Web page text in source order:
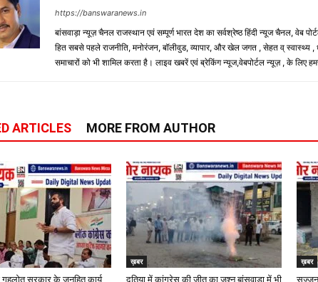
https://banswaranews.in
बांसवाड़ा न्यूज़ चैनल राजस्थान एवं सम्पूर्ण भारत देश का सर्वश्रेष्ठ हिंदी न्‍यूज चैनल, वेब
हित सबसे पहले राजनीति, मनोरंजन, बॉलीवुड, व्यापार, और खेल जगत , सेहत व् स्वास्थ्य ,
समाचारों को भी शामिल करता है। लाइव खबरें एवं ब्रेकिंग न्यूज,वेबपोर्टल न्यूज़ , के लिए
ARTICLES MORE FROM AUTHOR
सरकार के जनहित कार्य
ख़बर
दतिया में कांग्रेस की जीत का जश्न बांसवाड़ा में भी
ख़बर